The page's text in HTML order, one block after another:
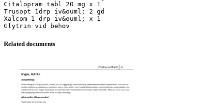
Citalopram tabl 20 mg x 1
Trusopt 1drp iv&ouml; 2 gd
Xalcom 1 drp iv&ouml; x 1
Related documents